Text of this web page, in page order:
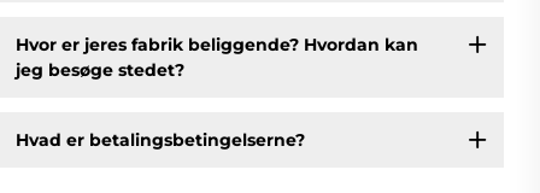
Hvor er jeres fabrik beliggende? Hvordan kan
jeg besøge stedet?
Hvad er betalingsbetingelserne?